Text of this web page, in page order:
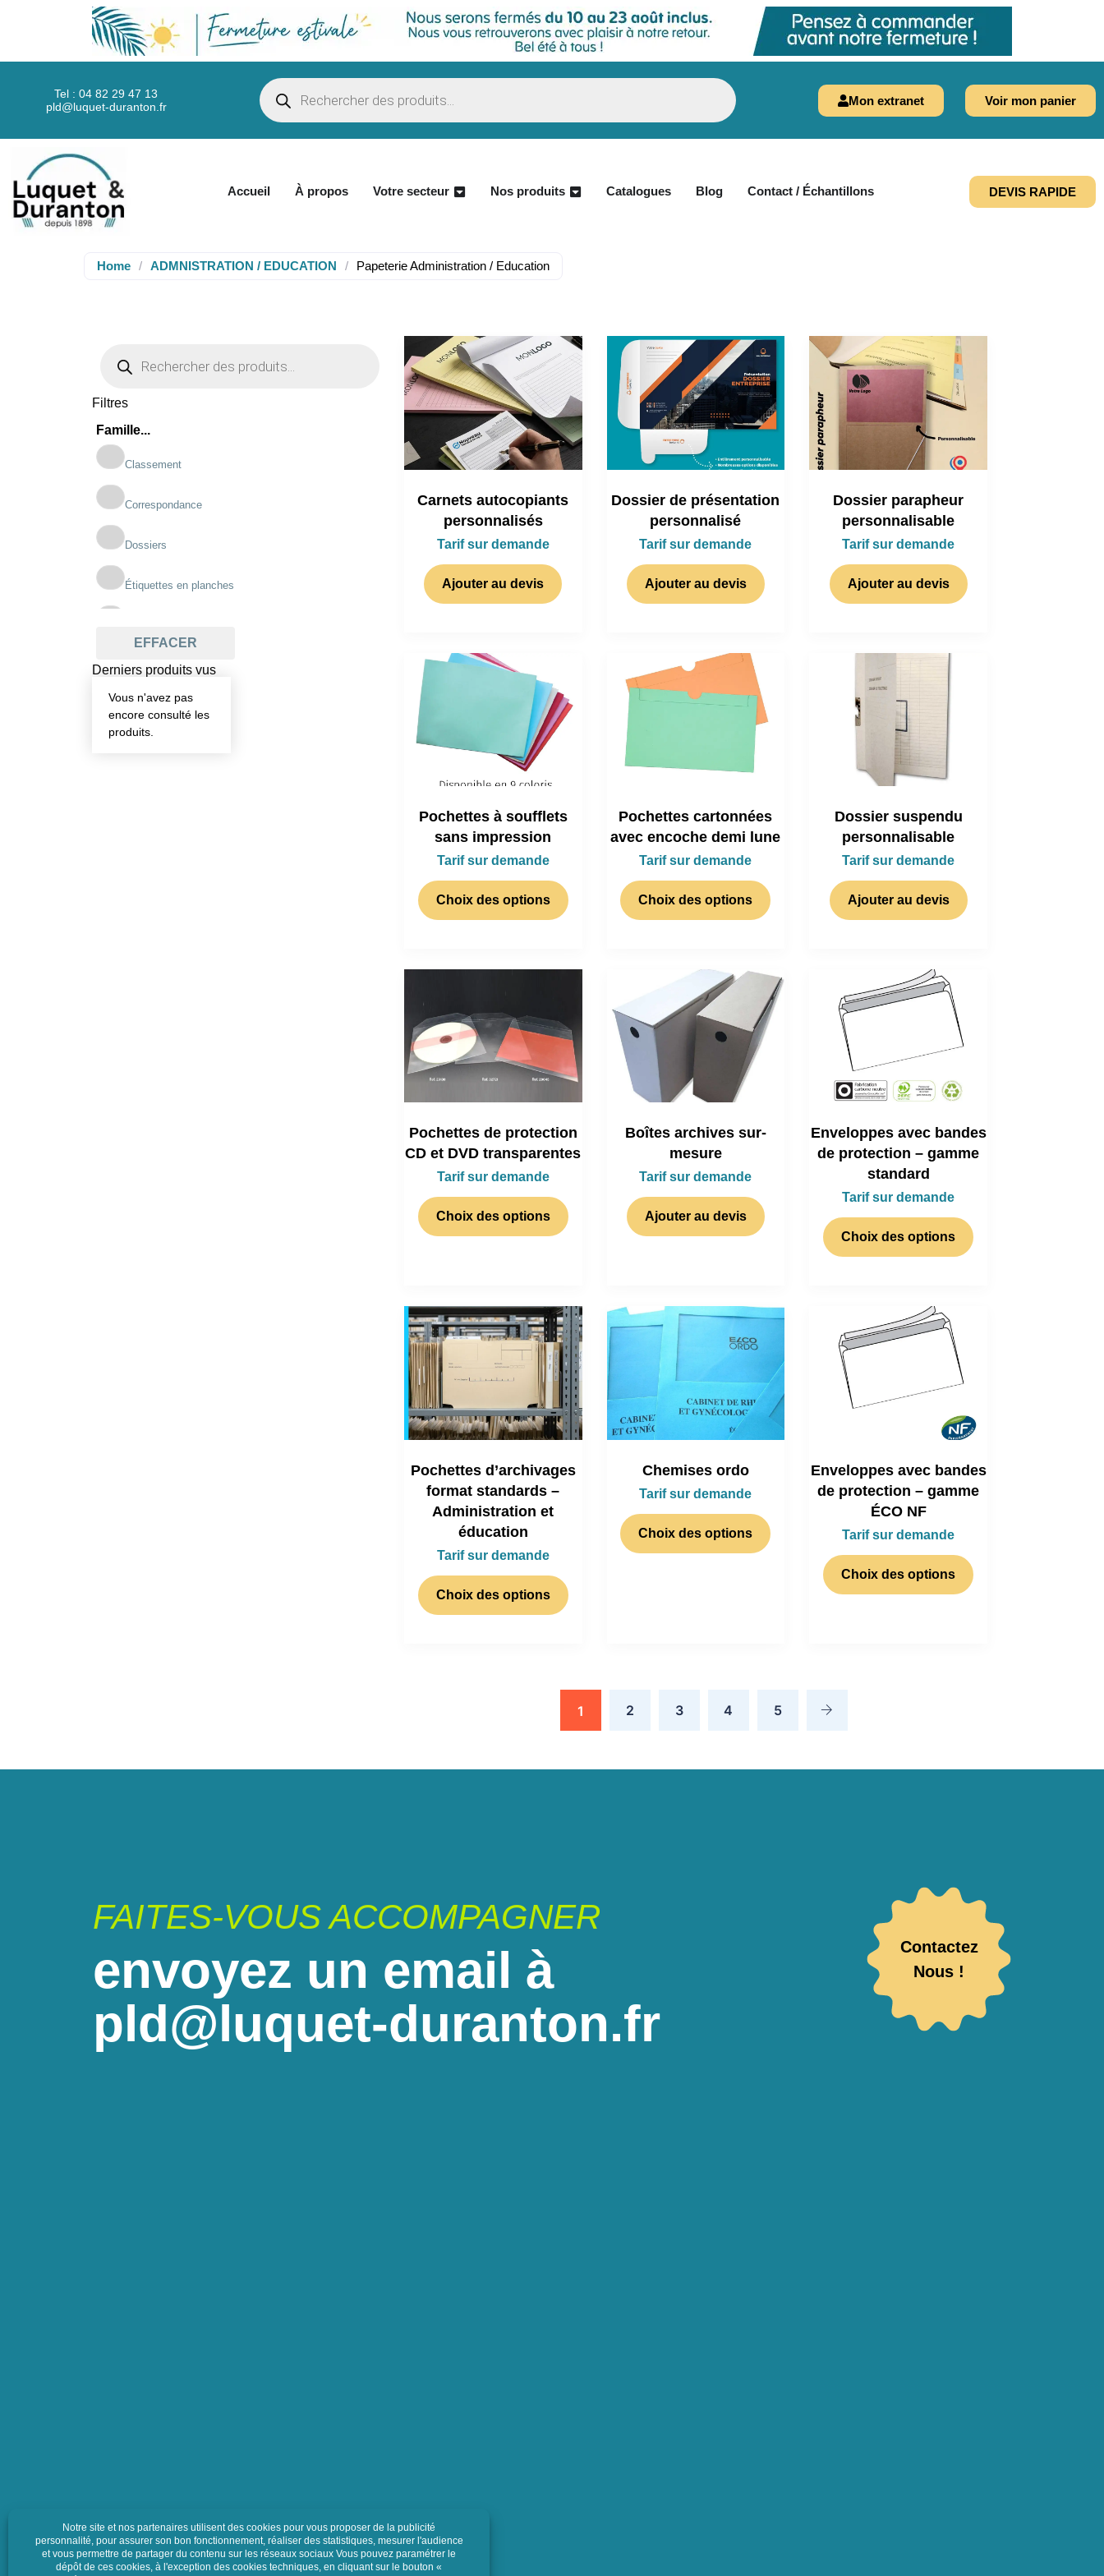
Tel : 04 82 29 47 13
pld@luquet-duranton.fr
Mon extranet Voir mon panier
Accueil À propos Votre secteur Nos produits Catalogues Blog Contact / Échantillons DEVIS RAPIDE
Home / ADMNISTRATION / EDUCATION / Papeterie Administration / Education
Filtres
Famille...
Classement
Correspondance
Dossiers
Étiquettes en planches
Pochettes
EFFACER
Derniers produits vus
Vous n'avez pas
encore consulté les
produits.
Carnets autocopiants
personnalisés
Tarif sur demande
Ajouter au devis
Dossier de présentation
personnalisé
Tarif sur demande
Ajouter au devis
Dossier parapheur
personnalisable
Tarif sur demande
Ajouter au devis
Pochettes à soufflets
sans impression
Tarif sur demande
Choix des options
Pochettes cartonnées
avec encoche demi lune
Tarif sur demande
Choix des options
Dossier suspendu
personnalisable
Tarif sur demande
Ajouter au devis
Pochettes de protection
CD et DVD transparentes
Tarif sur demande
Choix des options
Boîtes archives sur-
mesure
Tarif sur demande
Ajouter au devis
Enveloppes avec bandes
de protection – gamme
standard
Tarif sur demande
Choix des options
Pochettes d’archivages
format standards –
Administration et
éducation
Tarif sur demande
Choix des options
Chemises ordo
Tarif sur demande
Choix des options
Enveloppes avec bandes
de protection – gamme
ÉCO NF
Tarif sur demande
Choix des options
1 2 3 4 5
FAITES-VOUS ACCOMPAGNER
envoyez un email à
pld@luquet-duranton.fr
Contactez
Nous !